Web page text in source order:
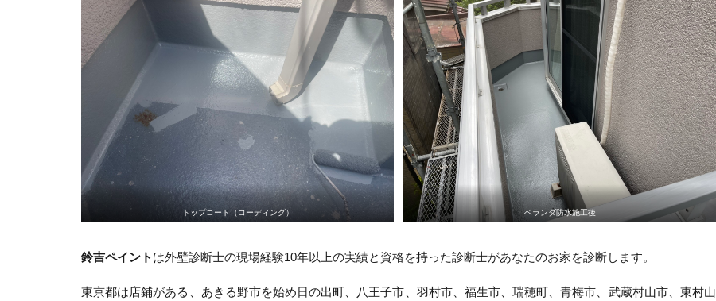
トップコート（コーディング） ベランダ防水施工後
鈴吉ペイント は外壁診断士の現場経験10年以上の実績と資格を持った診断士があなたのお家を診断します。
東京都は店鋪がある、あきる野市を始め日の出町、八王子市、羽村市、福生市、瑞穂町、青梅市、武蔵村山市、東村山